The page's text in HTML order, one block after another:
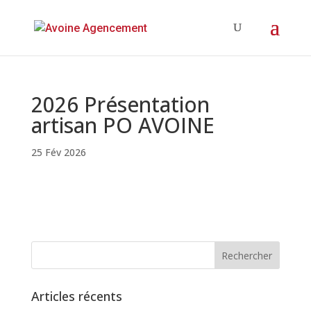
2026 Présentation
artisan PO AVOINE
25 Fév 2026
Articles récents